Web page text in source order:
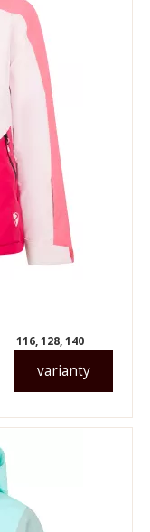
varianty
116, 128, 140